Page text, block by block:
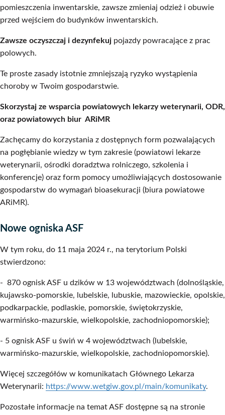
pomieszczenia inwentarskie, zawsze zmieniaj odzież i obuwie
przed wejściem do budynków inwentarskich.
Zawsze oczyszczaj i dezynfekuj pojazdy powracające z prac
polowych.
Te proste zasady istotnie zmniejszają ryzyko wystąpienia
choroby w Twoim gospodarstwie.
Skorzystaj ze wsparcia powiatowych lekarzy weterynarii, ODR,
oraz powiatowych biur ARiMR
Zachęcamy do korzystania z dostępnych form pozwalających
na pogłębianie wiedzy w tym zakresie (powiatowi lekarze
weterynarii, ośrodki doradztwa rolniczego, szkolenia i
konferencje) oraz form pomocy umożliwiających dostosowanie
gospodarstw do wymagań bioasekuracji (biura powiatowe
ARiMR).
Nowe ogniska ASF
W tym roku, do 11 maja 2024 r., na terytorium Polski
stwierdzono:
- 870 ognisk ASF u dzików w 13 województwach (dolnośląskie,
kujawsko-pomorskie, lubelskie, lubuskie, mazowieckie, opolskie,
podkarpackie, podlaskie, pomorskie, świętokrzyskie,
warmińsko-mazurskie, wielkopolskie, zachodniopomorskie);
- 5 ognisk ASF u świń w 4 województwach (lubelskie,
warmińsko-mazurskie, wielkopolskie, zachodniopomorskie).
Więcej szczegółów w komunikatach Głównego Lekarza
Weterynarii: https://www.wetgiw.gov.pl/main/komunikaty.
Pozostałe informacje na temat ASF dostępne są na stronie